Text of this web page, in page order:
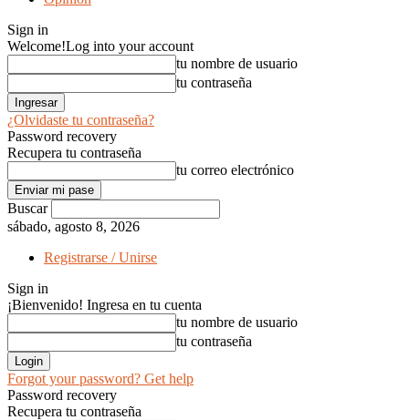
Sign in
Welcome!Log into your account
tu nombre de usuario
tu contraseña
¿Olvidaste tu contraseña?
Password recovery
Recupera tu contraseña
tu correo electrónico
Buscar
sábado, agosto 8, 2026
Registrarse / Unirse
Sign in
¡Bienvenido! Ingresa en tu cuenta
tu nombre de usuario
tu contraseña
Forgot your password? Get help
Password recovery
Recupera tu contraseña